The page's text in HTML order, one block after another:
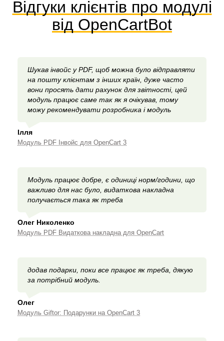
Відгуки клієнтів про модулі
від OpenCartBot
Шукав інвойс у PDF, щоб можна було відправляти
на пошту клієнтам з інших країн, дуже часто
вони просять дати рахунок для звітності, цей
модуль працює саме так як я очікував, тому
можу рекомендувати розробника і модуль
Ілля
Модуль PDF Інвойс для OpenCart 3
Модуль працює добре, є одиниці норм/години, що
важливо для нас було, видаткова накладна
получається така як треба
Олег Николенко
Модуль PDF Видаткова накладна для OpenCart
додав подарки, поки все працює як треба, дякую
за потрібний модуль.
Олег
Модуль Giftor: Подарунки на OpenCart 3